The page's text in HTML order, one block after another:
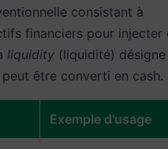
consistant à
financiers pour injecter
liquidity (liquidité)
être converti en cash.
Exemple d'usage